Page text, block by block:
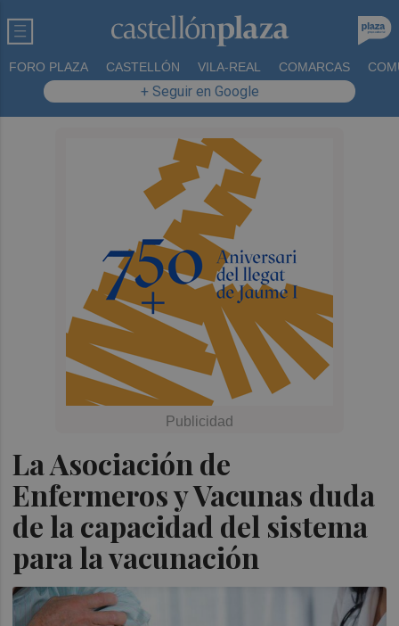
FORO PLAZA CASTELLÓN VILA-REAL COMARCAS
+ Seguir en Google
La Asociación de
Enfermeros y Vacunas duda
de la capacidad del sistema
para la vacunación